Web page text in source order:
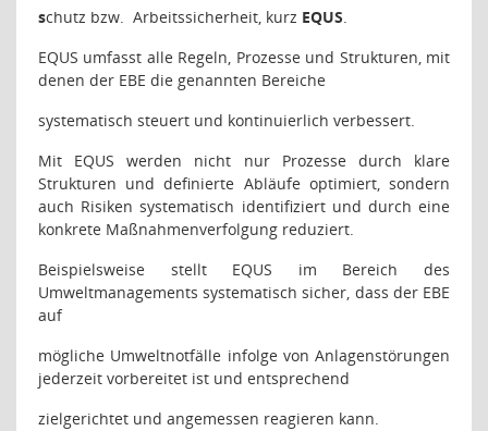
schutz bzw. Arbeitssicherheit, kurz EQUS.
EQUS umfasst alle Regeln, Prozesse und Strukturen, mit
denen der EBE die genannten Bereiche
systematisch steuert und kontinuierlich verbessert.
Mit EQUS werden nicht nur Prozesse durch klare
Strukturen und definierte Abläufe optimiert, sondern
auch Risiken systematisch identifiziert und durch eine
konkrete Maßnahmenverfolgung reduziert.
Beispielsweise stellt EQUS im Bereich des
Umweltmanagements systematisch sicher, dass der EBE
auf
mögliche Umweltnotfälle infolge von Anlagenstörungen
jederzeit vorbereitet ist und entsprechend
zielgerichtet und angemessen reagieren kann.